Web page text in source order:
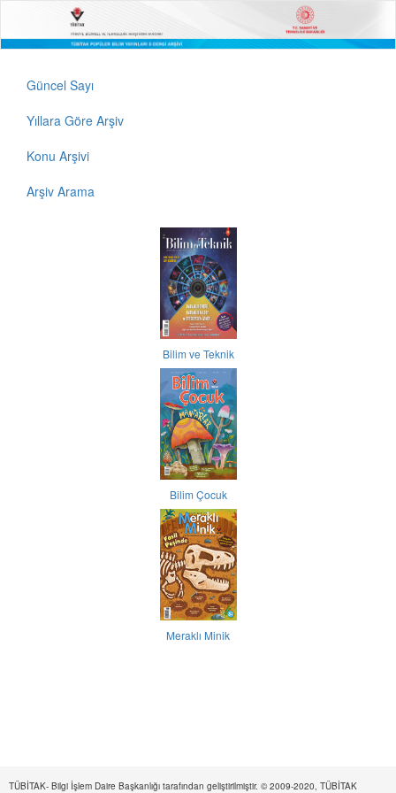
Güncel Sayı
Yıllara Göre Arşiv
Konu Arşivi
Arşiv Arama
Bilim ve Teknik
Bilim Çocuk
Meraklı Minik
TÜBİTAK- Bilgi İşlem Daire Başkanlığı tarafından geliştirilmiştir. © 2009-2020, TÜBİTAK